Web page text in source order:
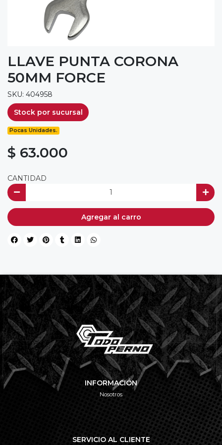
LLAVE PUNTA CORONA
50MM FORCE
SKU: 404958
Stock por sucursal
Pocas Unidades.
$ 63.000
CANTIDAD
Agregar al carro
INFORMACIÓN
Nosotros
SERVICIO AL CLIENTE